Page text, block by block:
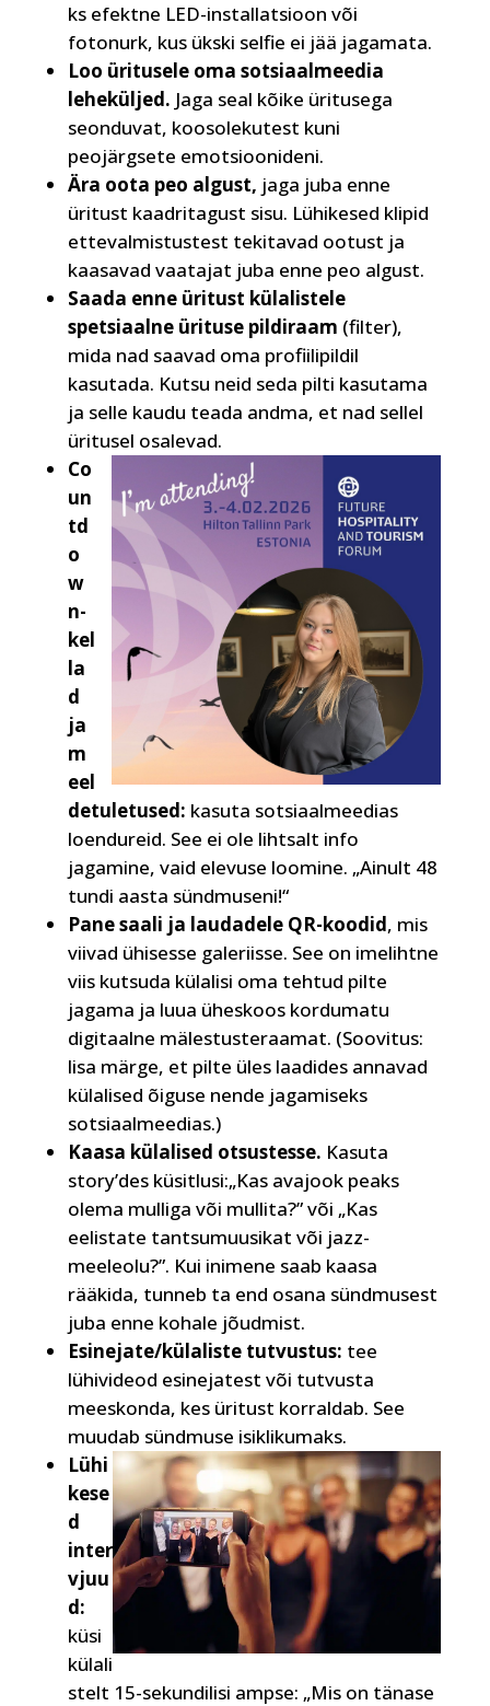
ks efektne LED-installatsioon või
fotonurk, kus ükski selfie ei jää jagamata.
Loo üritusele oma sotsiaalmeedia
leheküljed. Jaga seal kõike üritusega
seonduvat, koosolekutest kuni
peojärgsete emotsioonideni.
Ära oota peo algust, jaga juba enne
üritust kaadritagust sisu. Lühikesed klipid
ettevalmistustest tekitavad ootust ja
kaasavad vaatajat juba enne peo algust.
Saada enne üritust külalistele
spetsiaalne ürituse pildiraam (filter),
mida nad saavad oma profiilipildil
kasutada. Kutsu neid seda pilti kasutama
ja selle kaudu teada andma, et nad sellel
üritusel osalevad.
Co
un
td
o
w
n-
kel
la
d
ja
m
eel
detuletused: kasuta sotsiaalmeedias
loendureid. See ei ole lihtsalt info
jagamine, vaid elevuse loomine. „Ainult 48
tundi aasta sündmuseni!“
Pane saali ja laudadele QR-koodid, mis
viivad ühisesse galeriisse. See on imelihtne
viis kutsuda külalisi oma tehtud pilte
jagama ja luua üheskoos kordumatu
digitaalne mälestusteraamat. (Soovitus:
lisa märge, et pilte üles laadides annavad
külalised õiguse nende jagamiseks
sotsiaalmeedias.)
Kaasa külalised otsustesse. Kasuta
story’des küsitlusi:„Kas avajook peaks
olema mulliga või mullita?” või „Kas
eelistate tantsumuusikat või jazz-
meeleolu?”. Kui inimene saab kaasa
rääkida, tunneb ta end osana sündmusest
juba enne kohale jõudmist.
Esinejate/külaliste tutvustus: tee
lühivideod esinejatest või tutvusta
meeskonda, kes üritust korraldab. See
muudab sündmuse isiklikumaks.
Lühi
kese
d
inter
vjuu
d:
küsi
külali
stelt 15-sekundilisi ampse: „Mis on tänase